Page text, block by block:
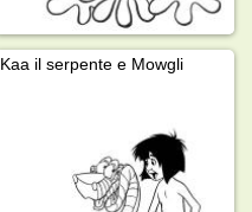
Kaa il serpente e Mowgli